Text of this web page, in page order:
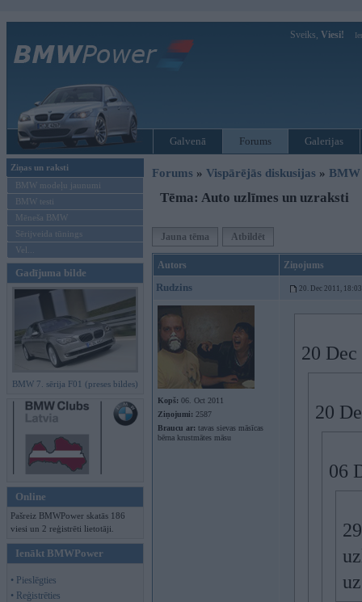
Sveiks, Viesi!
Galvenā Forums Galerijas
Ziņas un raksti
BMW modeļu jaunumi
BMW testi
Mēneša BMW
Sērijveida tūnings
Vel...
Gadījuma bilde
BMW 7. sērija F01 (preses bildes)
Online
Pašreiz BMWPower skatās 186
viesi un 2 reģistrēti lietotāji.
Ienākt BMWPower
• Pieslēgties
• Reģistrēties
Forums » Vispārējās diskusijas » BMW
Tēma: Auto uzlīmes un uzraksti
Jauna tēma Atbildēt
Autors Ziņojums
Rudzins 20. Dec 2011, 18:03
Kopš: 06. Oct 2011
Ziņojumi: 2587
Braucu ar: tavas sievas māsīcas
bērna krustmātes māsu
20
20
06